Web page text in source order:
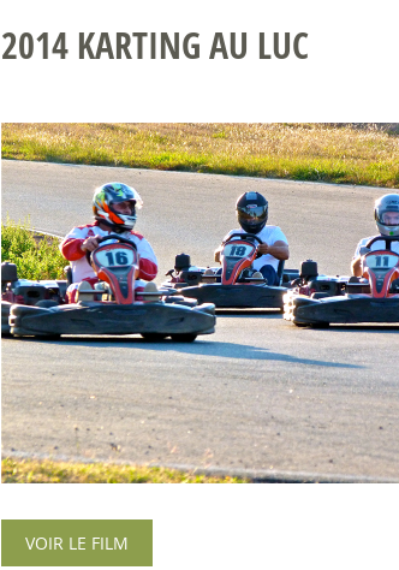
2014 KARTING AU LUC
VOIR LE FILM
Ça y est, le voyage au pays du soleil levant
est programmé pour 2...
Lire la suite
Lire